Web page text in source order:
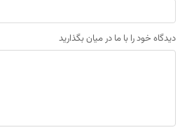
دیدگاه خود را با ما در میان بگذارید